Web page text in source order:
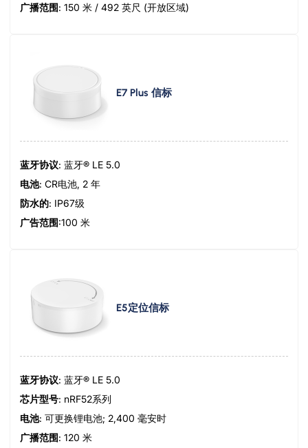
广播范围: 150 米 / 492 英尺 (开放区域)
E7 Plus 信标
蓝牙协议: 蓝牙® LE 5.0
电池: CR电池, 2 年
防水的: IP67级
广告范围:100 米
E5定位信标
蓝牙协议: 蓝牙® LE 5.0
芯片型号: nRF52系列
电池: 可更换锂电池; 2,400 毫安时
广播范围: 120 米